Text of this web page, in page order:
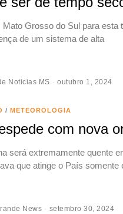
Grosso do Sul para
de um sistema de alta
Noticias MS outubro 1, 2024
/ METEOROLOGIA
com nova
será extremamente quente
que atinge o País somente
News setembro 30, 2024